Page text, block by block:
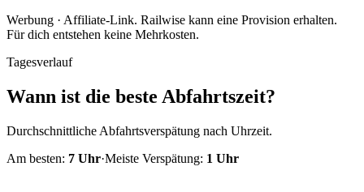
Werbung · Affiliate-Link. Railwise kann eine Provision erhalten.
Für dich entstehen keine Mehrkosten.
Tagesverlauf
Wann ist die beste Abfahrtszeit?
Durchschnittliche Abfahrtsverspätung nach Uhrzeit.
Am besten: 7 Uhr·Meiste Verspätung: 1 Uhr